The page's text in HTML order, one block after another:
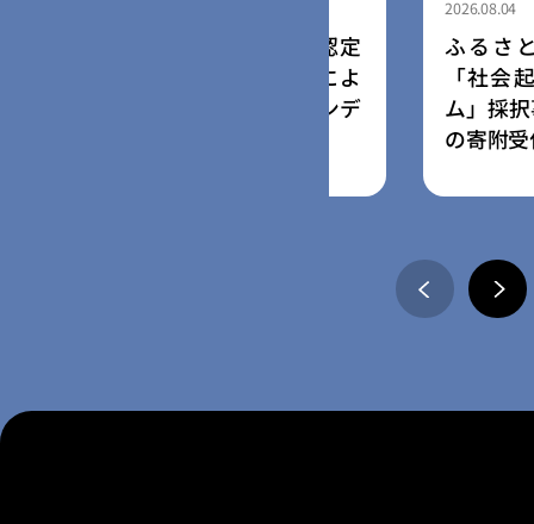
ふるさと納税
「社会起業家加
ム」採択事業者に
の寄附受付開始